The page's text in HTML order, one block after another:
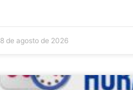
8 de agosto de 2026